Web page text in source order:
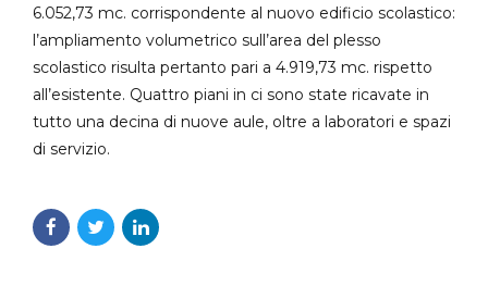
6.052,73 mc. corrispondente al nuovo edificio scolastico:
l’ampliamento volumetrico sull’area del plesso
scolastico risulta pertanto pari a 4.919,73 mc. rispetto
all’esistente. Quattro piani in ci sono state ricavate in
tutto una decina di nuove aule, oltre a laboratori e spazi
di servizio.